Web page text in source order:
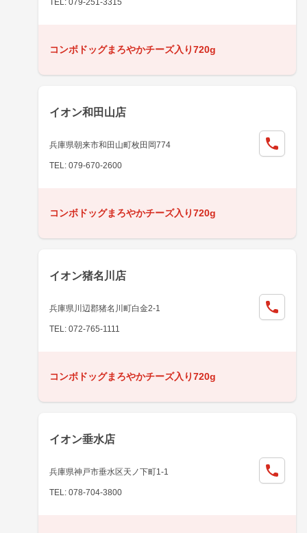
コンボドッグまろやかチーズ入り720g
イオン和田山店
兵庫県朝来市和田山町枚田岡774
TEL: 079-670-2600
コンボドッグまろやかチーズ入り720g
イオン猪名川店
兵庫県川辺郡猪名川町白金2-1
TEL: 072-765-1111
コンボドッグまろやかチーズ入り720g
イオン垂水店
兵庫県神戸市垂水区天ノ下町1-1
TEL: 078-704-3800